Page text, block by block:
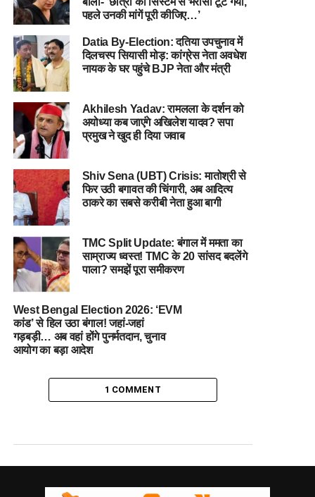
पहले उनकी मांगें पूरी कीजिए…’
Datia By-Election: दतिया उपचुनाव में
दिलचस्प सियासी मोड़: कांग्रेस नेता अवधेश
नायक के घर पहुंचे BJP नेता और मंत्री
Akhilesh Yadav: रामलला के दर्शन को
अयोध्या कब जाएंगे अखिलेश यादव? सपा
प्रमुख ने खुद ही दिया जवाब
Shiv Sena (UBT) Crisis: मातोश्री से
फिर उठी बगावत की चिंगारी, अब आदित्य
ठाकरे का सबसे करीबी नेता हुआ बागी
TMC Split Update: बंगाल में ममता का
साम्राज्य ध्वस्त! TMC के 20 सांसद बदलेंगे
पाला? समझें पूरा समीकरण
West Bengal Election 2026: ‘EVM
कांड’ से हिल उठा बंगाल! जहां-जहां
गड़बड़ी… अब वहां होंगे पुनर्मतदान, चुनाव
आयोग का बड़ा आदेश
1 COMMENT